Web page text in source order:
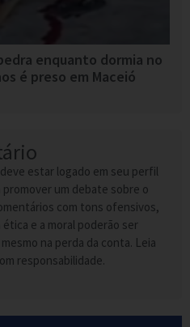
enquanto dormia no
é preso em Maceió
estar logado em seu perfil
um debate sobre o
com tons ofensivos,
e a moral poderão ser
na perda da conta. Leia
responsabilidade.